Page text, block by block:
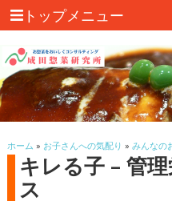
トップメニュー
ホーム » お子さんへの気配り » みんなの
キレる子 – 管
ス